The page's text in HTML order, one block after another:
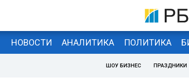
НОВОСТИ АНАЛИТИКА ПОЛИТИКА
ШОУ БИЗНЕС ПРАЗДНИКИ